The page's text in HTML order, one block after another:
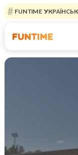
FUNTIME